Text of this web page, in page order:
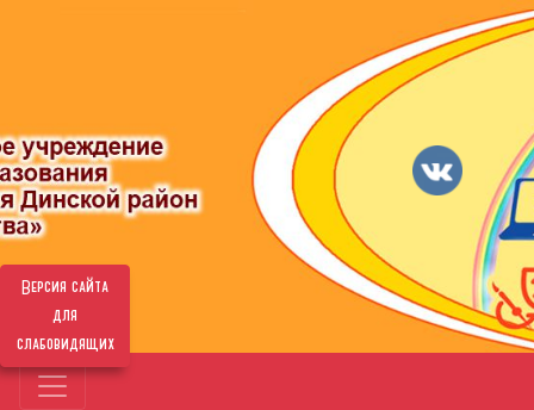
Версия сайта
для
слабовидящих